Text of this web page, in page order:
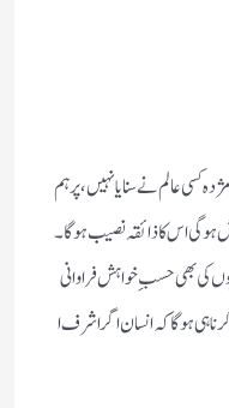
کسی عالم نے سنایا نہیں ، پرہم
گی اس کا ذائقہ نصیب ہو گا ۔
کی بھی حسب ِ خواہش فراوانی
ہی ہو گا کہ انسان اگر اشرف ا